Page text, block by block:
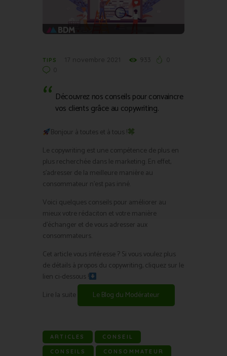
TIPS
Découvrez nos conseils pour convaincre
vos clients grâce au copywriting.
Bonjour à toutes et à tous !
Le copywriting est une compétence de plus en
plus recherchée dans le marketing. En effet,
s’adresser de la meilleure manière au
consommateur n’est pas inné.
Voici quelques conseils pour améliorer au
mieux votre rédaciton et votre manière
d’échanger et de vous adresser aux
consommateurs.
Cet article vous intéresse ? Si vous voulez plus
de détails à propos du copywriting, cliquez sur le
lien ci-dessous !
Lire la suite
Le Blog du Modérateur
ARTICLES CONSEIL
CONSEILS CONSOMMATEUR